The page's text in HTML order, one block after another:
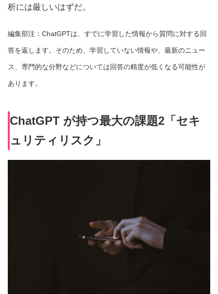
析には厳しいはずだ。
編集部注：ChatGPTは、すでに学習した情報から質問に対する回
答を返します。そのため、学習していない情報や、最新のニュー
ス、専門的な分野などについては回答の精度が低くなる可能性が
あります。
ChatGPT が持つ最大の課題2「セキ
ュリティリスク」